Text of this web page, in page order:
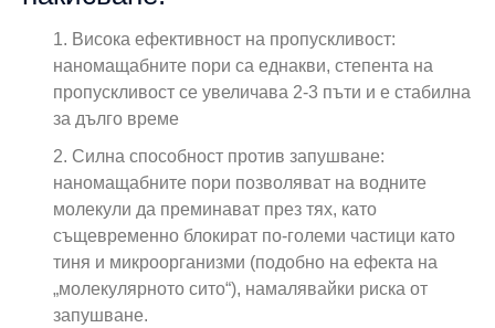
1. Висока ефективност на пропускливост:
наномащабните пори са еднакви, степента на
пропускливост се увеличава 2-3 пъти и е стабилна
за дълго време
2. Силна способност против запушване:
наномащабните пори позволяват на водните
молекули да преминават през тях, като
същевременно блокират по-големи частици като
тиня и микроорганизми (подобно на ефекта на
„молекулярното сито“), намалявайки риска от
запушване.